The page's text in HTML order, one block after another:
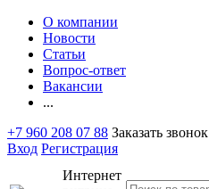
О компании
Новости
Статьи
Вопрос-ответ
Вакансии
...
+7 960 208 07 88 Заказать звонок
Вход Регистрация
Интернет